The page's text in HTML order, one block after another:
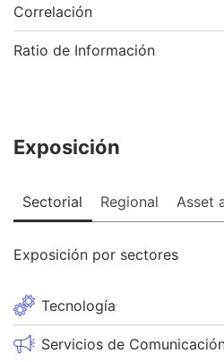
Correlación
Ratio de Información
Exposición
Sectorial Regional Asset
Exposición por sectores
Tecnología
Servicios de